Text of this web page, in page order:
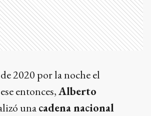
2020 por la noche el
entonces,Alberto
unacadena nacional